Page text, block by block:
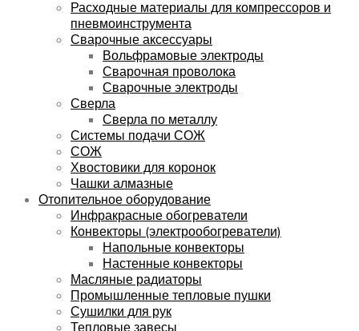
Расходные материалы для компрессоров и
пневмоинструмента
Сварочные аксессуары
Вольфрамовые электроды
Сварочная проволока
Сварочные электроды
Сверла
Сверла по металлу
Системы подачи СОЖ
СОЖ
Хвостовики для коронок
Чашки алмазные
Отопительное оборудование
Инфракрасные обогреватели
Конвекторы (электрообогреватели)
Напольные конвекторы
Настенные конвекторы
Масляные радиаторы
Промышленные тепловые пушки
Сушилки для рук
Тепловые завесы